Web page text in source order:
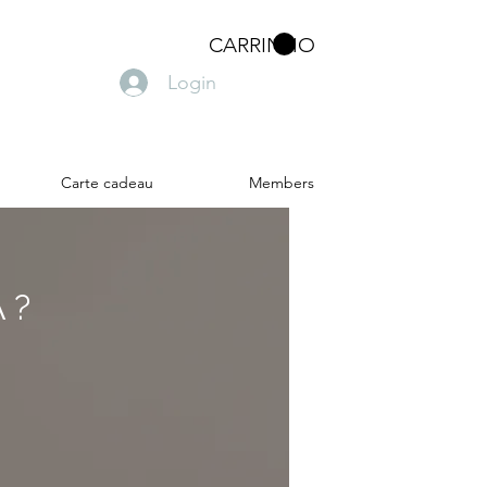
CARRINHO
Login
Carte cadeau Members
?